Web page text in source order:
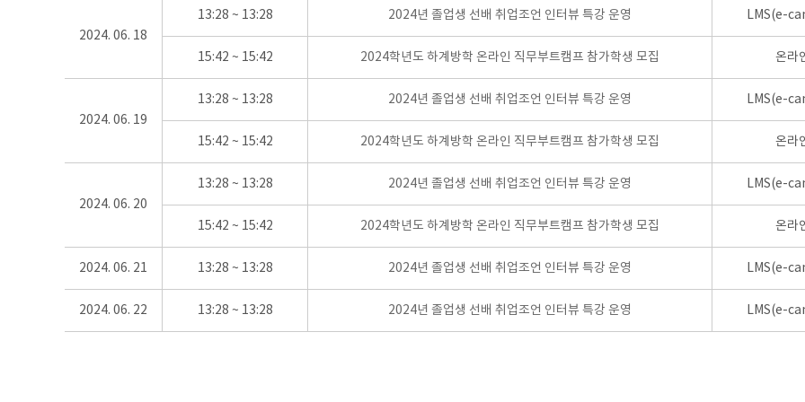
2024. 06. 18
13:28 ~ 13:28 2024년 졸업생 선배 취업조언 인터뷰 특강 운영 LMS(e-
15:42 ~ 15:42 2024학년도 하계방학 온라인 직무부트캠프 참가학생 모집 온라
2024. 06. 19
13:28 ~ 13:28 2024년 졸업생 선배 취업조언 인터뷰 특강 운영 LMS(e-
15:42 ~ 15:42 2024학년도 하계방학 온라인 직무부트캠프 참가학생 모집 온라
2024. 06. 20
13:28 ~ 13:28 2024년 졸업생 선배 취업조언 인터뷰 특강 운영 LMS(e-
15:42 ~ 15:42 2024학년도 하계방학 온라인 직무부트캠프 참가학생 모집 온라
2024. 06. 21 13:28 ~ 13:28 2024년 졸업생 선배 취업조언 인터뷰 특강 운영 LMS(e-
2024. 06. 22 13:28 ~ 13:28 2024년 졸업생 선배 취업조언 인터뷰 특강 운영 LMS(e-